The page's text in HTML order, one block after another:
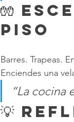
🧤
Piso
Barres. Trapeas.
Enciendes una
“La cocina
💡